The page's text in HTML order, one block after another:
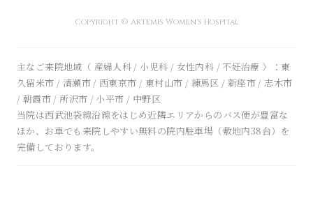
Copyright © Artemis Women's Hospital
主なご来院地域（ 産婦人科 / 小児科 / 女性内科 / 不妊治療 ）：東
久留米市 / 清瀬市 / 西東京市 / 東村山市 / 練馬区 / 新座市 / 志木市
/ 朝霞市 / 所沢市 / 小平市 / 中野区
当院は西武池袋線沿線をはじめ近隣エリアからのバス便が豊富な
ほか、お車でも来院しやすい無料の院内駐車場（敷地内38台）を
完備しております。